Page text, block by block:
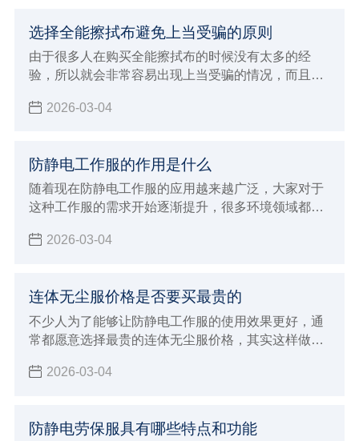
选择全能擦拭布避免上当受骗的原则
由于很多人在购买全能擦拭布的时候没有太多的经
验，所以就会非常容易出现上当受骗的情况，而且现
牌也开始层出不穷，所以规格型号那边也开始更加多
介绍一下，进行购买全能擦拭布过程中如何避免上当
受骗？该注意哪些非常重要的原则和标准呢。
2026-03-04
防静电工作服的作用是什么
随着现在防静电工作服的应用越来越广泛，大家对于
这种工作服的需求开始逐渐提升，很多环境领域都需
防静电效果，例如生产加工食品以及药品的行业，还
2026-03-04
连体无尘服价格是否要买最贵的
不少人为了能够让防静电工作服的使用效果更好，通
常都愿意选择最贵的连体无尘服价格，其实这样做的
2026-03-04
防静电劳保服具有哪些特点和功能